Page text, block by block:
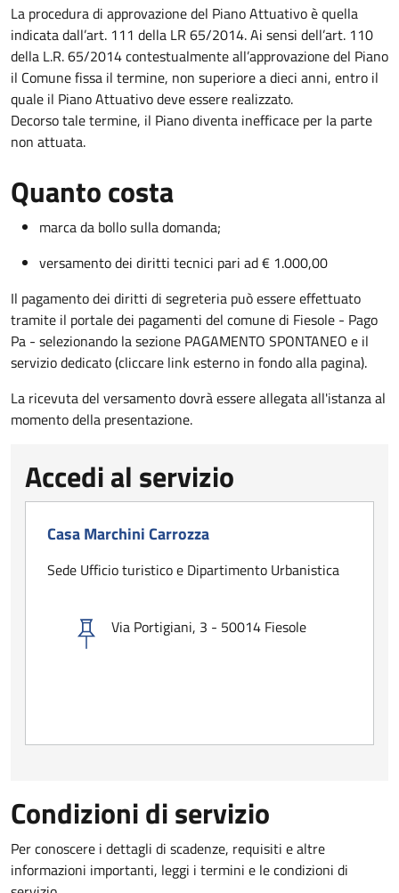
La procedura di approvazione del Piano Attuativo è quella
indicata dall’art. 111 della LR 65/2014. Ai sensi dell’art. 110
della L.R. 65/2014 contestualmente all’approvazione del Piano
il Comune fissa il termine, non superiore a dieci anni, entro il
quale il Piano Attuativo deve essere realizzato.
Decorso tale termine, il Piano diventa inefficace per la parte
non attuata.
Quanto costa
marca da bollo sulla domanda;
versamento dei diritti tecnici pari ad € 1.000,00
Il pagamento dei diritti di segreteria può essere effettuato
tramite il portale dei pagamenti del comune di Fiesole - Pago
Pa - selezionando la sezione PAGAMENTO SPONTANEO e il
servizio dedicato (cliccare link esterno in fondo alla pagina).
La ricevuta del versamento dovrà essere allegata all'istanza al
momento della presentazione.
Accedi al servizio
Casa Marchini Carrozza
Sede Ufficio turistico e Dipartimento Urbanistica
Via Portigiani, 3 - 50014 Fiesole
Condizioni di servizio
Per conoscere i dettagli di scadenze, requisiti e altre
informazioni importanti, leggi i termini e le condizioni di